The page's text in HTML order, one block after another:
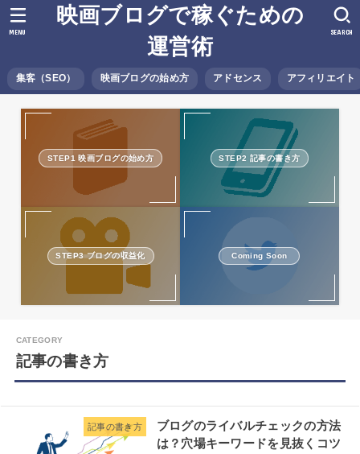
映画ブログで稼ぐための
運営術
集客（SEO） 映画ブログの始め方 アドセンス アフィリエイト
SEARCH
MENU
STEP1 映画ブログの始め方 STEP2 記事の書き方
STEP3 ブログの収益化 Coming Soon
記事の書き方
記事の書き方
ブログのライバルチェックの方法
は？穴場キーワードを見抜くコツ